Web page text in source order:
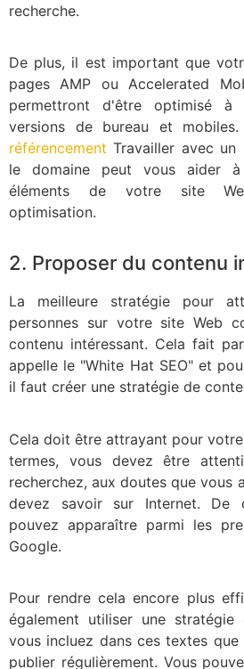
recherche.
De plus, il est important que
pages AMP ou Accelerated
permettront d'être optimisé
versions de bureau et
référencement Travailler avec un
le domaine peut vous aider à
éléments de votre site
optimisation.
2. Proposer du contenu
La meilleure stratégie pour
personnes sur votre site Web
contenu intéressant. Cela fait
appelle le "White Hat SEO" et
il faut créer une stratégie de
Cela doit être attrayant pour
termes, vous devez être
recherchez, aux doutes que vous
devez savoir sur Internet. De
pouvez apparaître parmi les
Google.
Pour rendre cela encore plus
également utiliser une
vous incluez dans ces textes
publier régulièrement. Vous